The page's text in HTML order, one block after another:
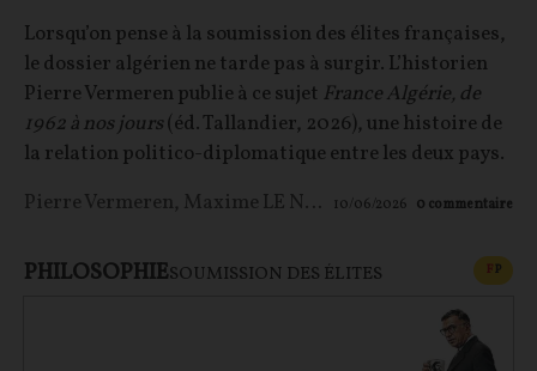
Lorsqu’on pense à la soumission des élites françaises,
le dossier algérien ne tarde pas à surgir. L’historien
Pierre Vermeren publie à ce sujet France Algérie, de
1962 à nos jours(éd. Tallandier, 2026), une histoire de
la relation politico-diplomatique entre les deux pays.
Pierre Vermeren, Maxime LE NAGARD 10/06/2026 0 commentaire
PHILOSOPHIESOUMISSION DES ÉLITES FP